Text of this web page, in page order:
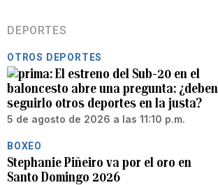
DEPORTES
OTROS DEPORTES
El estreno del Sub-20 en el
baloncesto abre una pregunta: ¿deben
seguirlo otros deportes en la justa?
5 de agosto de 2026 a las 11:10 p.m.
BOXEO
Stephanie Piñeiro va por el oro en
Santo Domingo 2026